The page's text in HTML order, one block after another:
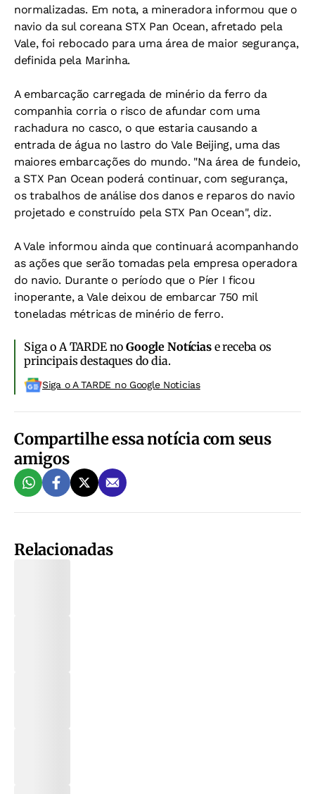
normalizadas. Em nota, a mineradora informou que o
navio da sul coreana STX Pan Ocean, afretado pela
Vale, foi rebocado para uma área de maior segurança,
definida pela Marinha.
A embarcação carregada de minério da ferro da
companhia corria o risco de afundar com uma
rachadura no casco, o que estaria causando a
entrada de água no lastro do Vale Beijing, uma das
maiores embarcações do mundo. "Na área de fundeio,
a STX Pan Ocean poderá continuar, com segurança,
os trabalhos de análise dos danos e reparos do navio
projetado e construído pela STX Pan Ocean", diz.
A Vale informou ainda que continuará acompanhando
as ações que serão tomadas pela empresa operadora
do navio. Durante o período que o Píer I ficou
inoperante, a Vale deixou de embarcar 750 mil
toneladas métricas de minério de ferro.
Siga o A TARDE noGoogle Notíciase receba os
principais destaques do dia.
Siga o A TARDE no Google Noticias
Compartilhe essa notícia com seus
amigos
Relacionadas